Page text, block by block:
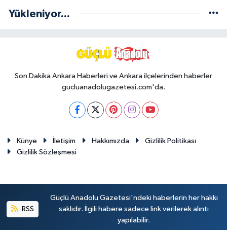
Yükleniyor...
Son Dakika Ankara Haberleri ve Ankara ilçelerinden haberler
gucluanadolugazetesi.com'da.
Künye İletişim Hakkımızda
Gizlilik Politikası
Gizlilik Sözleşmesi
RSS
Güçlü Anadolu Gazetesi'ndeki haberlerin her hakkı
saklıdır. İlgili habere sadece link verilerek alıntı
yapılabilir.